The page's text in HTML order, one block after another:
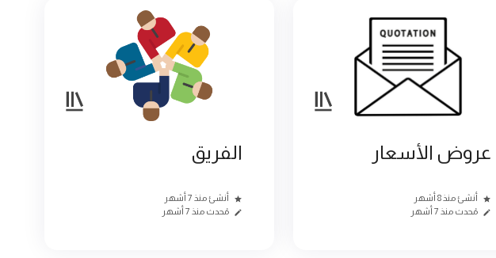
عروض الأسعار
أنشئ منذ 8 أشهر
مُحدث منذ 7 أشهر
الفريق
أنشئ منذ 7 أشهر
مُحدث منذ 7 أشهر